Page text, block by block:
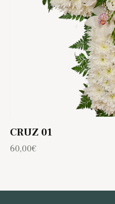
CRUZ 01
60,00€